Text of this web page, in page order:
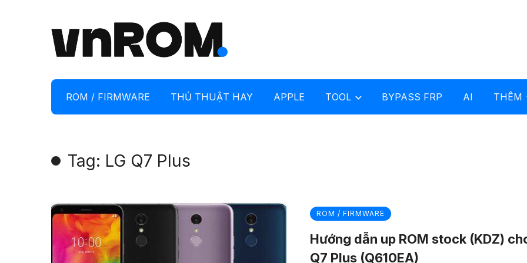
ROM / FIRMWARE THỦ THUẬT HAY APPLE TOOL BYPASS FRP AI THÊM
Tag: LG Q7 Plus
ROM / FIRMWARE
Hướng dẫn up ROM stock (KDZ)
Q7 Plus (Q610EA)